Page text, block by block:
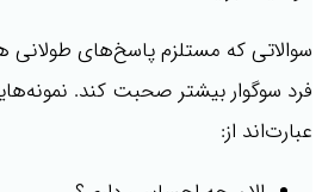
سوالاتی که مستلزم پاسخ‌های
فرد سوگوار بیشتر صحبت کند.
عبارت‌اند از: